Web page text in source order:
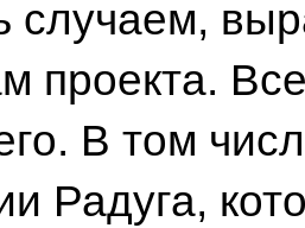
случаем,
проекта.
В том
Радуга,